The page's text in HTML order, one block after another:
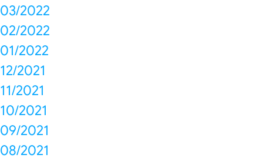
03/2022
02/2022
01/2022
12/2021
11/2021
10/2021
09/2021
08/2021